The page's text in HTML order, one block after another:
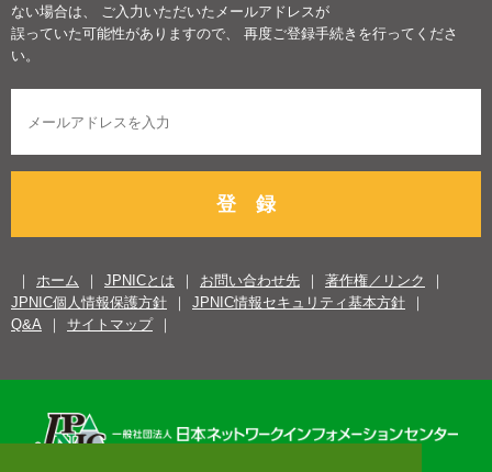
ない場合は、 ご入力いただいたメールアドレスが
誤っていた可能性がありますので、 再度ご登録手続きを行ってくださ
い。
登 録
ホーム JPNICとは お問い合わせ先
著作権／リンク
JPNIC個人情報保護方針
JPNIC情報セキュリティ基本方針
Q&A
サイトマップ